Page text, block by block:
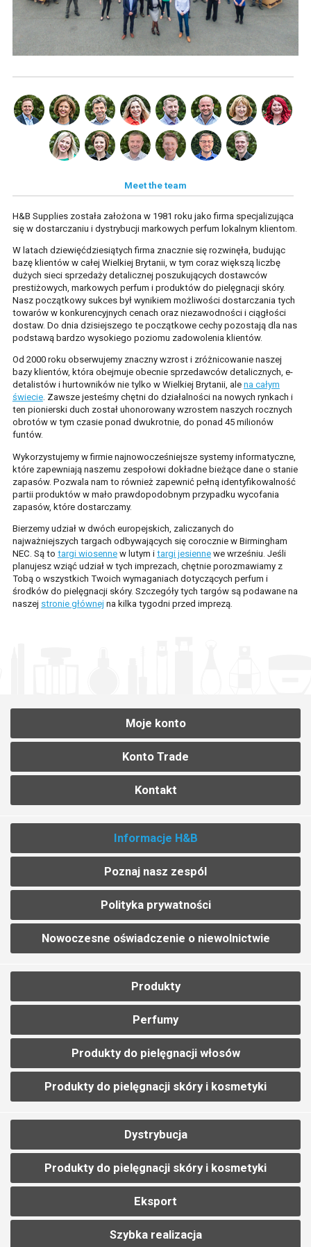
PRODUKTY DO PIELĘGNACJI WŁOSÓW
PRODUKTY DO PIELĘGNACJI SKÓRY I KOSMETYKI
DYSTRYBUCJA
PRODUKTY DO PIELĘGNACJI SKÓRY I KOSMETYKI
EKSPORT
POMOC
CZĘSTO ZADAWANE PYTANIA
ZAMAWIANIE ONLINE
MOJE KONTO
Meet the team
H&B Supplies została założona w 1981 roku jako firma specjalizująca
się w dostarczaniu i dystrybucji markowych perfum lokalnym klientom.
W latach dziewięćdziesiątych firma znacznie się rozwinęła, budując
bazę klientów w całej Wielkiej Brytanii, w tym coraz większą liczbę
dużych sieci sprzedaży detalicznej poszukujących dostawców
prestiżowych, markowych perfum i produktów do pielęgnacji skóry.
Nasz początkowy sukces był wynikiem możliwości dostarczania tych
towarów w konkurencyjnych cenach oraz niezawodności i ciągłości
dostaw. Do dnia dzisiejszego te początkowe cechy pozostają dla nas
podstawą bardzo wysokiego poziomu zadowolenia klientów.
Od 2000 roku obserwujemy znaczny wzrost i zróżnicowanie naszej
bazy klientów, która obejmuje obecnie sprzedawców detalicznych, e-
detalistów i hurtowników nie tylko w Wielkiej Brytanii, ale na całym
świecie. Zawsze jesteśmy chętni do działalności na nowych rynkach i
ten pionierski duch został uhonorowany wzrostem naszych rocznych
obrotów w tym czasie ponad dwukrotnie, do ponad 45 milionów
funtów.
Wykorzystujemy w firmie najnowocześniejsze systemy informatyczne,
które zapewniają naszemu zespołowi dokładne bieżące dane o stanie
zapasów. Pozwala nam to również zapewnić pełną identyfikowalność
partii produktów w mało prawdopodobnym przypadku wycofania
zapasów, które dostarczamy.
Bierzemy udział w dwóch europejskich, zaliczanych do
najważniejszych targach odbywających się corocznie w Birmingham
NEC. Są to targi wiosennew lutym i targi jesiennewe wrześniu. Jeśli
planujesz wziąć udział w tych imprezach, chętnie porozmawiamy z
Tobą o wszystkich Twoich wymaganiach dotyczących perfum i
środków do pielęgnacji skóry. Szczegóły tych targów są podawane na
naszej stronie głównej na kilka tygodni przed imprezą.
Moje konto
Konto Trade
Kontakt
Informacje H&B
Poznaj nasz zespól
Polityka prywatności
Nowoczesne oświadczenie o niewolnictwie
Produkty
Perfumy
Produkty do pielęgnacji włosów
Produkty do pielęgnacji skóry i kosmetyki
Dystrybucja
Produkty do pielęgnacji skóry i kosmetyki
Eksport
Szybka realizacja